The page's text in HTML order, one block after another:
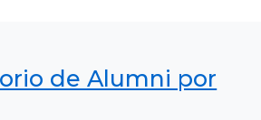
de Alumni por